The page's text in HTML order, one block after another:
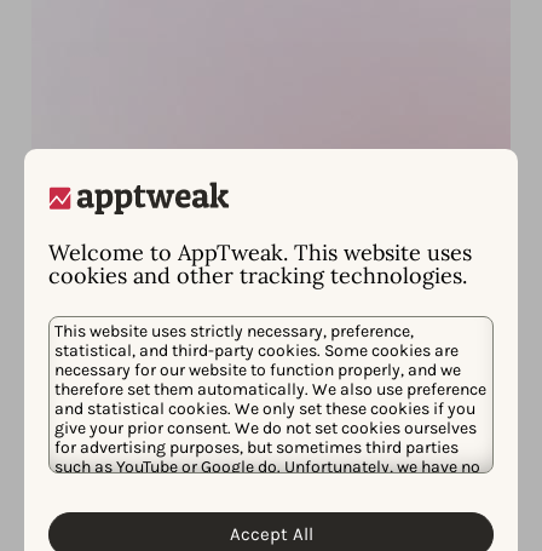
Welcome to AppTweak. This website uses
cookies and other tracking technologies.
This website uses strictly necessary, preference,
statistical, and third-party cookies. Some cookies are
necessary for our website to function properly, and we
therefore set them automatically. We also use preference
and statistical cookies. We only set these cookies if you
give your prior consent. We do not set cookies ourselves
for advertising purposes, but sometimes third parties
such as YouTube or Google do. Unfortunately, we have no
personal data and the different cookies we use, please
Cookie Policy&Privacy Policy
Accept All